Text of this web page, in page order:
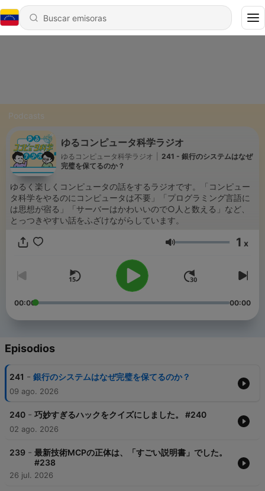
Podcasts
ゆるコンピュータ科学ラジオ
ゆるコンピュータ科学ラジオ
241 - 銀行のシステムはなぜ
完璧を保てるのか？
ゆるく楽しくコンピュータの話をするラジオです。「コンピュー
タ科学をやるのにコンピュータは不要」「プログラミング言語に
は思想が宿る」「サーバーはかわいいので○人と数える」など、
とっつきやすい話をふざけながらしています。
Volumen 1 x
00:00 00:00
Episodios
241 - 銀行のシステムはなぜ完璧を保てるのか？
09 ago. 2026
240 - 巧妙すぎるハックをクイズにしました。 #240
02 ago. 2026
239 - 最新技術MCPの正体は、「すごい説明書」でした。
#238
26 jul. 2026